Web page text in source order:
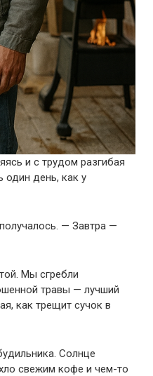
и с трудом разгибая
один день, как у
— Завтра —
Мы сгребли
травы — лучший
как трещит сучок в
Солнце
свежим кофе и чем-то